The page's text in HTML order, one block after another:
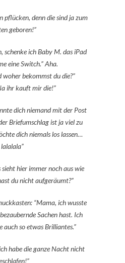
pflücken, denn die sind ja zum
geboren!”
schenke ich Baby M. das iPad
eine Switch.” Aha.
woher bekommst du die?”
ihr kauft mir die!”
dich niemand mit der Post
Briefumschlag ist ja viel zu
dich niemals los lassen…
lalalala”
sieht hier immer noch aus wie
du nicht aufgeräumt?”
“Mama, ich wusste
Sachen hast. Ich
auch so etwas Brilliantes.”
habe die ganze Nacht nicht